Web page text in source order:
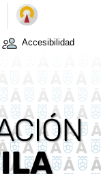
Accesibilidad